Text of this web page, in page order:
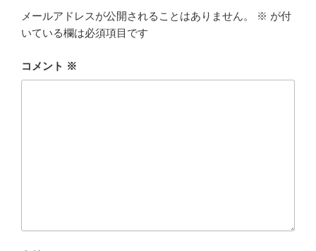
メールアドレスが公開されることはありません。 ※ が付
いている欄は必須項目です
コメント ※